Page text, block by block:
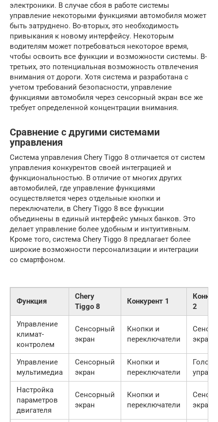
электроники. В случае сбоя в работе системы
управление некоторыми функциями автомобиля может
быть затруднено. Во-вторых, это необходимость
привыкания к новому интерфейсу. Некоторым
водителям может потребоваться некоторое время,
чтобы освоить все функции и возможности системы. В-
третьих, это потенциальная возможность отвлечения
внимания от дороги. Хотя система и разработана с
учетом требований безопасности, управление
функциями автомобиля через сенсорный экран все же
требует определенной концентрации внимания.
Сравнение с другими системами
управления
Система управления Chery Tiggo 8 отличается от систем
управления конкурентов своей интеграцией и
функциональностью. В отличие от многих других
автомобилей, где управление функциями
осуществляется через отдельные кнопки и
переключатели, в Chery Tiggo 8 все функции
объединены в единый интерфейс умных банков. Это
делает управление более удобным и интуитивным.
Кроме того, система Chery Tiggo 8 предлагает более
широкие возможности персонализации и интеграции
со смартфоном.
Функция
Chery
Tiggo 8
Конкурент 1
2
Управление
климат-
контролем
Сенсорный
экран
Кнопки и
переключатели
экран
Управление
мультимедиа
Сенсорный
экран
Кнопки и
переключатели
Настройка
параметров
двигателя
Сенсорный
экран
Кнопки и
переключатели
экран